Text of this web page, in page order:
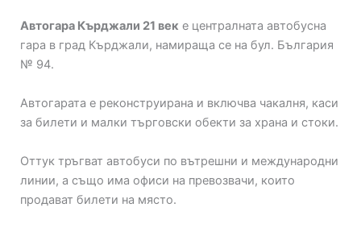
Автогара Кърджали 21 век е централната автобусна
гара в град Кърджали, намираща се на бул. България
№ 94.
Автогарата е реконструирана и включва чакалня, каси
за билети и малки търговски обекти за храна и стоки.
Оттук тръгват автобуси по вътрешни и международни
линии, а също има офиси на превозвачи, които
продават билети на място.